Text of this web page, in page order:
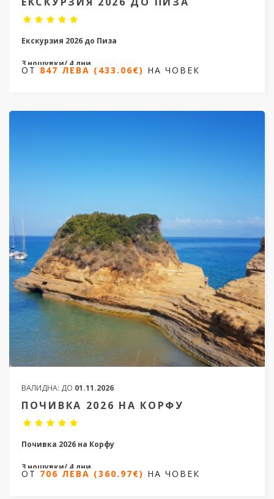
Екскурзия 2026 до Пиза
3 нощувки/ 4 дни
ОТ 847 ЛЕВА (433.06€) НА ЧОВЕК
ВАЛИДНА: ДО 01.11.2026
ПОЧИВКА 2026 НА КОРФУ
Почивка 2026 на Корфу
3 нощувки/ 4 дни
ОТ 706 ЛЕВА (360.97€) НА ЧОВЕК